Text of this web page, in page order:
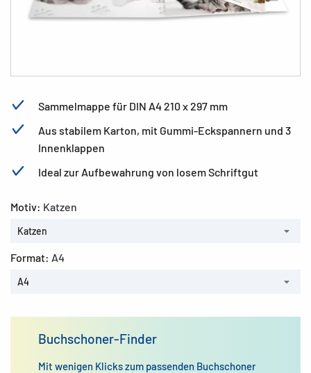
Sammelmappe für DIN A4 210 x 297 mm
Aus stabilem Karton, mit Gummi-Eckspannern und 3
Innenklappen
Ideal zur Aufbewahrung von losem Schriftgut
Motiv: Katzen
Katzen
Format: A4
A4
Buchschoner-Finder
Mit wenigen Klicks zum passenden Buchschoner